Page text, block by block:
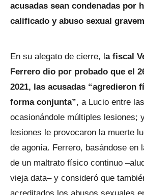
acusadas sean condenadas por
calificado y abuso sexual
En su alegato de cierre, la fiscal
Ferrero dio por probado que el
2021, las acusadas “agredieron
forma conjunta”, a Lucio entre
ocasionándole múltiples lesiones;
lesiones le provocaron la muerte
de agonía. Ferrero, basándose en
de un maltrato físico continuo
vieja data– y consideró que